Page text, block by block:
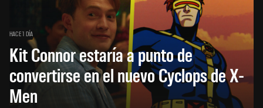
HACE 1 DÍA
Kit Connor estaría a punto de
convertirse en el nuevo Cyclops de X-
Men